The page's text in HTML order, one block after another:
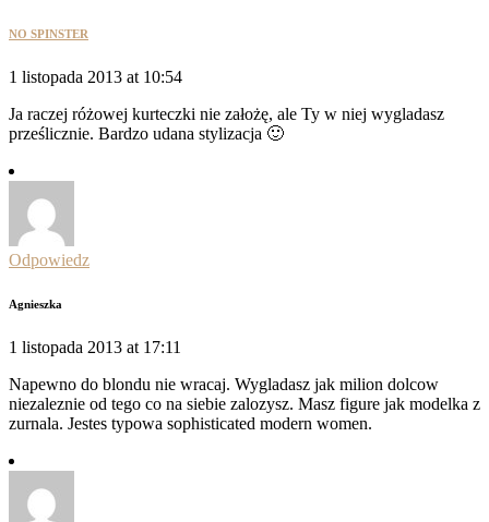
NO SPINSTER
1 listopada 2013 at 10:54
Ja raczej różowej kurteczki nie założę, ale Ty w niej wygladasz
prześlicznie. Bardzo udana stylizacja 🙂
Odpowiedz
Agnieszka
1 listopada 2013 at 17:11
Napewno do blondu nie wracaj. Wygladasz jak milion dolcow
niezaleznie od tego co na siebie zalozysz. Masz figure jak modelka z
zurnala. Jestes typowa sophisticated modern women.